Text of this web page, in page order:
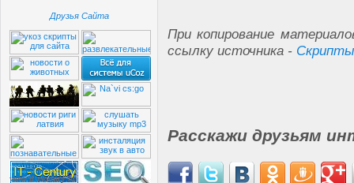
Друзья Сайта
При копирование
ссылку источника -
Расскажи друзьям